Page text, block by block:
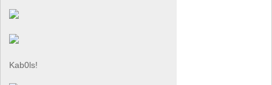
Kab0ls!